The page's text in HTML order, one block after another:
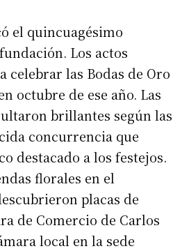
*
el quincuagésimo
Los actos
celebrar las Bodas de Oro
octubre de ese año. Las
brillantes según las
concurrencia que
destacado a los festejos.
florales en el
placas de
de Comercio de Carlos
local en la sede